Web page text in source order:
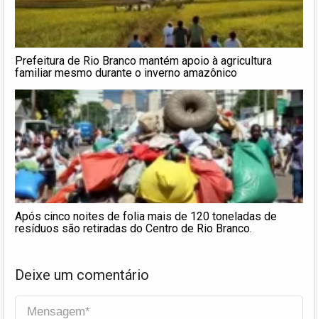
Prefeitura de Rio Branco mantém apoio à agricultura
familiar mesmo durante o inverno amazônico
Após cinco noites de folia mais de 120 toneladas de
resíduos são retiradas do Centro de Rio Branco.
Deixe um comentário